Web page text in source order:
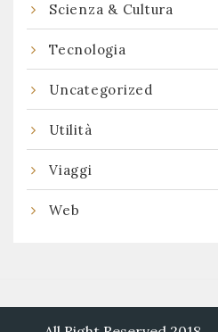
Scienza & Cultura
Tecnologia
Uncategorized
Utilità
Viaggi
Web